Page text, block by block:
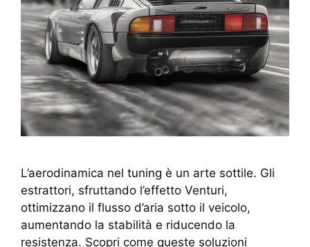
L’aerodinamica nel tuning è un arte sottile. Gli
estrattori, sfruttando l’effetto Venturi,
ottimizzano il flusso d’aria sotto il veicolo,
aumentando la stabilità e riducendo la
resistenza. Scopri come queste soluzioni